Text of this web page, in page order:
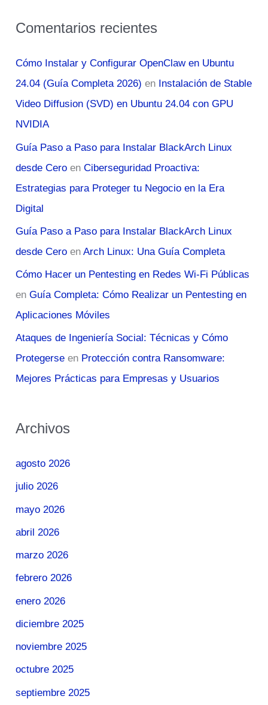
Comentarios recientes
Cómo Instalar y Configurar OpenClaw en Ubuntu
24.04 (Guía Completa 2026) en Instalación de Stable
Video Diffusion (SVD) en Ubuntu 24.04 con GPU
NVIDIA
Guía Paso a Paso para Instalar BlackArch Linux
desde Cero enCiberseguridad Proactiva:
Estrategias para Proteger tu Negocio en la Era
Digital
Guía Paso a Paso para Instalar BlackArch Linux
desde Cero enArch Linux: Una Guía Completa
Cómo Hacer un Pentesting en Redes Wi-Fi Públicas
enGuía Completa: Cómo Realizar un Pentesting en
Aplicaciones Móviles
Ataques de Ingeniería Social: Técnicas y Cómo
Protegerse en Protección contra Ransomware:
Mejores Prácticas para Empresas y Usuarios
Archivos
agosto 2026
julio 2026
mayo 2026
abril 2026
marzo 2026
febrero 2026
enero 2026
diciembre 2025
noviembre 2025
octubre 2025
septiembre 2025